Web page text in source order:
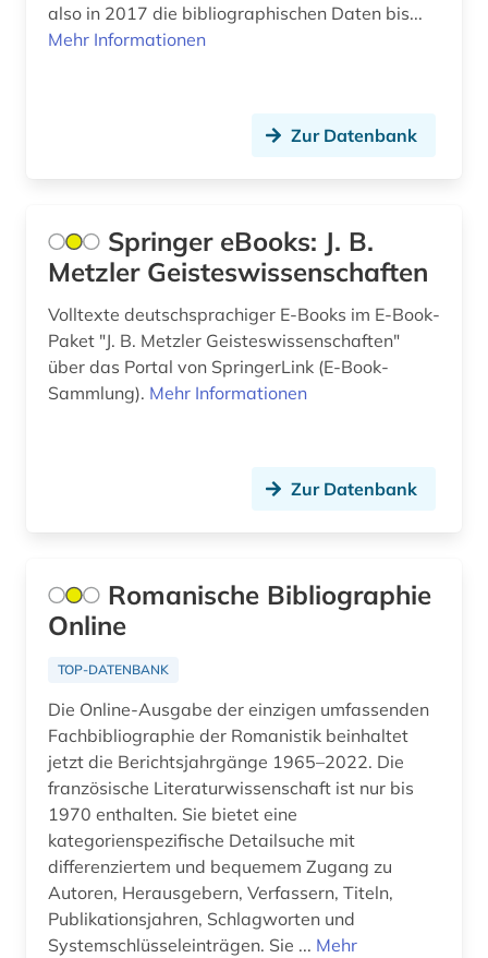
mexiko (1)
mittelfranzösisch (1)
mongolei (1)
mongolisch (1)
mongolistik (1)
nationalbibliografie (3)
naturwissenschaft und technik
naturwissenschaften (1)
neuerwerbung (1)
norwegen (1)
norwegisch (5)
nynorsk (1)
online-ressource (2)
also in 2017 die bibliographischen Daten bis...
Mehr Informationen
Zur Datenbank
Springer eBooks: J. B.
Metzler Geisteswissenschaften
Volltexte deutschsprachiger E-Books im E-Book-
Paket "J. B. Metzler Geisteswissenschaften"
über das Portal von SpringerLink (E-Book-
Sammlung). Mehr Informationen
Zur Datenbank
Romanische Bibliographie
Online
TOP-DATENBANK
Die Online-Ausgabe der einzigen umfassenden
Fachbibliographie der Romanistik beinhaltet
jetzt die Berichtsjahrgänge 1965–2022. Die
französische Literaturwissenschaft ist nur bis
1970 enthalten. Sie bietet eine
kategorienspezifische Detailsuche mit
differenziertem und bequemem Zugang zu
Autoren, Herausgebern, Verfassern, Titeln,
Publikationsjahren, Schlagworten und
Systemschlüsseleinträgen. Sie ... Mehr